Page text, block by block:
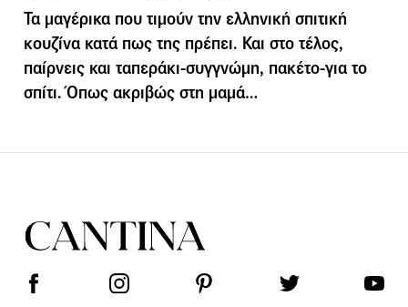
Τα μαγέρικα που τιμούν την ελληνική σπιτική
κουζίνα κατά πως της πρέπει. Και στο τέλος,
παίρνεις και ταπεράκι-συγγνώμη, πακέτο-για το
σπίτι. Όπως ακριβώς στη μαμά…